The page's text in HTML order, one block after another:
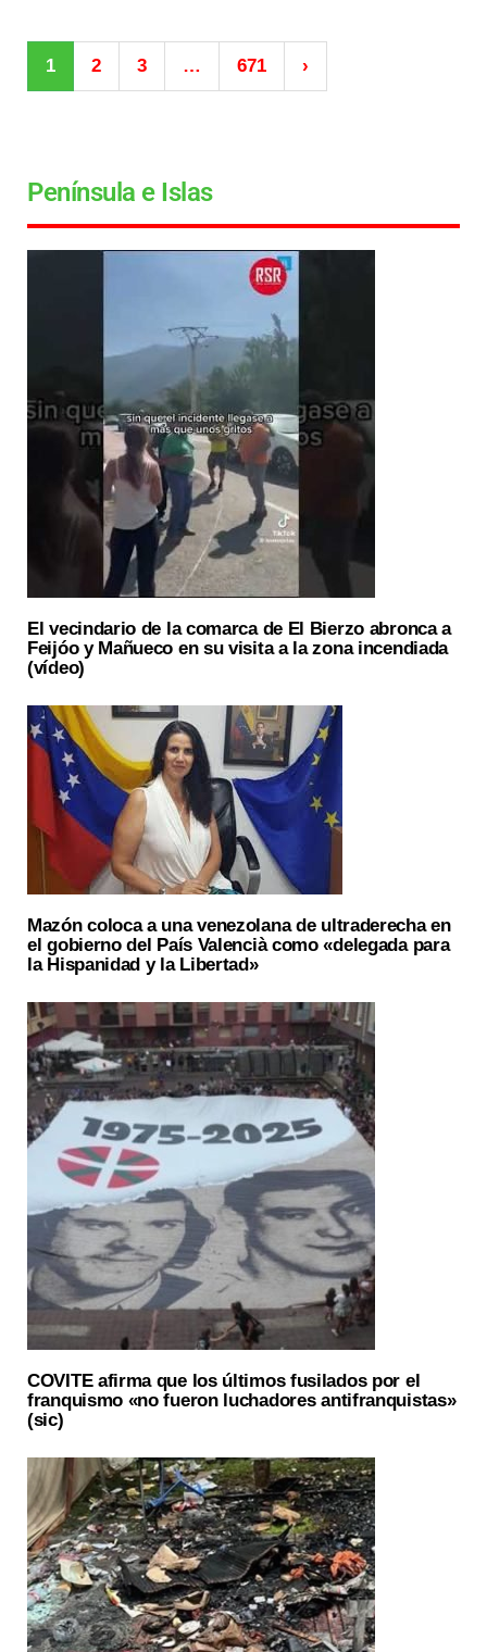
1 2 3 … 671 ›
Península e Islas
El vecindario de la comarca de El Bierzo abronca a
Feijóo y Mañueco en su visita a la zona incendiada
(vídeo)
Mazón coloca a una venezolana de ultraderecha en
el gobierno del País Valencià como «delegada para
la Hispanidad y la Libertad»
COVITE afirma que los últimos fusilados por el
franquismo «no fueron luchadores antifranquistas»
(sic)